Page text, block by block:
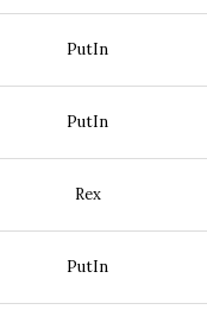
PutIn
PutIn
Rex
PutIn